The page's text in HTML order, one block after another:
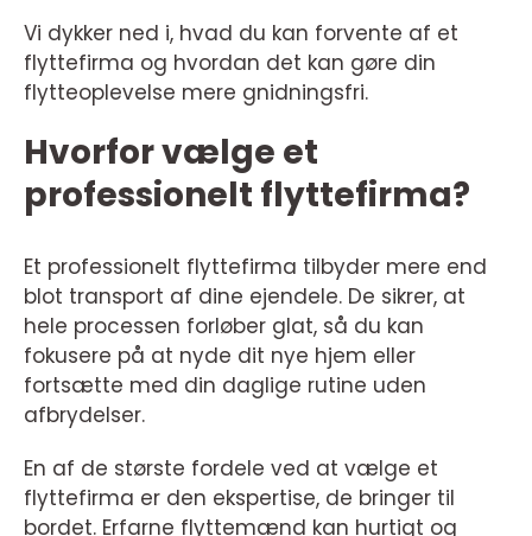
Vi dykker ned i, hvad du kan forvente af et
flyttefirma og hvordan det kan gøre din
flytteoplevelse mere gnidningsfri.
Hvorfor vælge et
professionelt flyttefirma?
Et professionelt flyttefirma tilbyder mere end
blot transport af dine ejendele. De sikrer, at
hele processen forløber glat, så du kan
fokusere på at nyde dit nye hjem eller
fortsætte med din daglige rutine uden
afbrydelser.
En af de største fordele ved at vælge et
flyttefirma er den ekspertise, de bringer til
bordet. Erfarne flyttemænd kan hurtigt og